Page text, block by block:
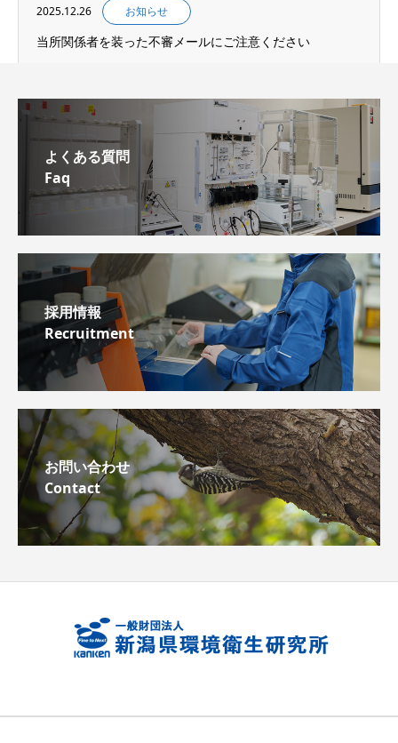
2025.12.26 お知らせ
当所関係者を装った不審メールにご注意ください
よくある質問
Faq
採用情報
Recruitment
お問い合わせ
Contact